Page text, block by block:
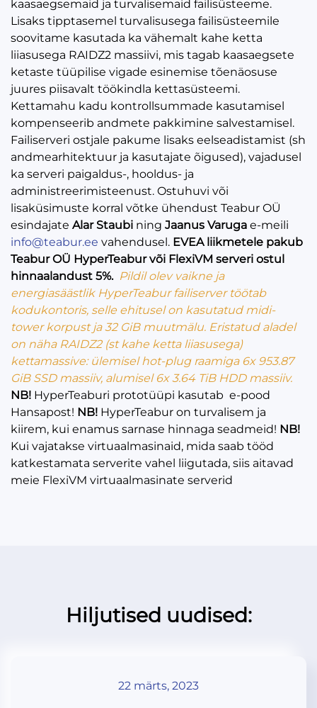
kaasaegsemaid ja turvalisemaid failisüsteeme.
Lisaks tipptasemel turvalisusega failisüsteemile
soovitame kasutada ka vähemalt kahe ketta
liiasusega RAIDZ2 massiivi, mis tagab kaasaegsete
ketaste tüüpilise vigade esinemise tõenäosuse
juures piisavalt töökindla kettasüsteemi.
Kettamahu kadu kontrollsummade kasutamisel
kompenseerib andmete pakkimine salvestamisel.
Failiserveri ostjale pakume lisaks eelseadistamist (sh
andmearhitektuur ja kasutajate õigused), vajadusel
ka serveri paigaldus-, hooldus- ja
administreerimisteenust. Ostuhuvi või
lisaküsimuste korral võtke ühendust Teabur OÜ
esindajate Alar Staubi ning Jaanus Varuga e-meili
info@teabur.ee vahendusel. EVEA liikmetele pakub
Teabur OÜ HyperTeabur või FlexiVM serveri ostul
hinnaalandust 5%. Pildil olev vaikne ja
energiasäästlik HyperTeabur failiserver töötab
kodukontoris, selle ehitusel on kasutatud midi-
tower korpust ja 32 GiB muutmälu. Eristatud aladel
on näha RAIDZ2 (st kahe ketta liiasusega)
kettamassive: ülemisel hot-plug raamiga 6x 953.87
GiB SSD massiiv, alumisel 6x 3.64 TiB HDD massiiv.
NB! HyperTeaburi prototüüpi kasutab e-pood
Hansapost! NB! HyperTeabur on turvalisem ja
kiirem, kui enamus sarnase hinnaga seadmeid! NB!
Kui vajatakse virtuaalmasinaid, mida saab tööd
katkestamata serverite vahel liigutada, siis aitavad
meie FlexiVM virtuaalmasinate serverid
Hiljutised uudised:
22 märts, 2023